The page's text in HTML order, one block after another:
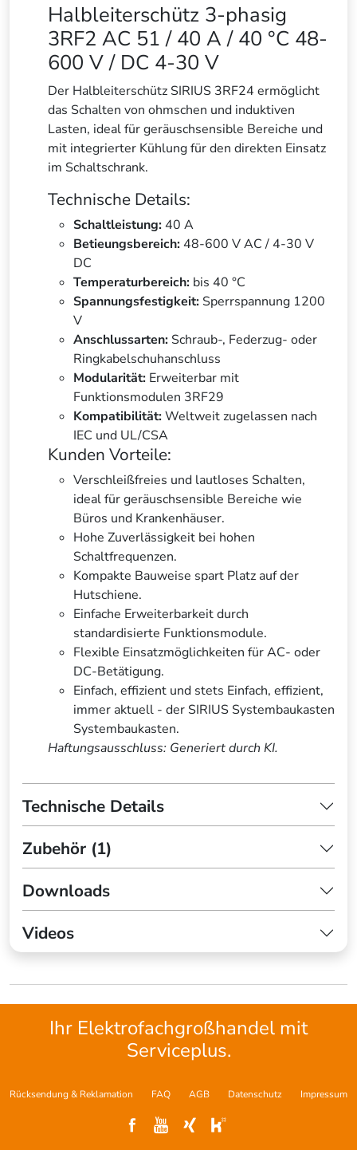
Halbleiterschütz 3-phasig
3RF2 AC 51 / 40 A / 40 °C 48-
600 V / DC 4-30 V
Der Halbleiterschütz SIRIUS 3RF24 ermöglicht
das Schalten von ohmschen und induktiven
Lasten, ideal für geräuschsensible Bereiche und
mit integrierter Kühlung für den direkten Einsatz
im Schaltschrank.
Technische Details:
Schaltleistung: 40 A
Betieungsbereich: 48-600 V AC / 4-30 V
DC
Temperaturbereich: bis 40 °C
Spannungsfestigkeit: Sperrspannung 1200
V
Anschlussarten: Schraub-, Federzug- oder
Ringkabelschuhanschluss
Modularität: Erweiterbar mit
Funktionsmodulen 3RF29
Kompatibilität:Weltweit zugelassen nach
IEC und UL/CSA
Kunden Vorteile:
Verschleißfreies und lautloses Schalten,
ideal für geräuschsensible Bereiche wie
Büros und Krankenhäuser.
Hohe Zuverlässigkeit bei hohen
Schaltfrequenzen.
Kompakte Bauweise spart Platz auf der
Hutschiene.
Einfache Erweiterbarkeit durch
standardisierte Funktionsmodule.
Flexible Einsatzmöglichkeiten für AC- oder
DC-Betätigung.
Einfach, effizient und stets Einfach, effizient,
immer aktuell - der SIRIUS Systembaukasten
Systembaukasten.
Haftungsausschluss: Generiert durch KI.
Technische Details
Zubehör (1)
Downloads
Videos
Ihr Elektrofachgroßhandel mit
Serviceplus.
Rücksendung & Reklamation FAQ AGB Datenschutz Impressum